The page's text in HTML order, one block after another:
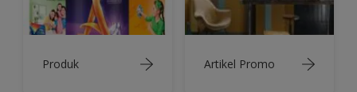
Produk Artikel Promo